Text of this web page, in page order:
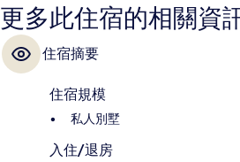
更多此住宿的相關資
住宿摘要
住宿規模
私人別墅
入住/退房